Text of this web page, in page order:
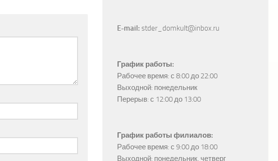
E-mail: stder_domkult@inbox.ru
График работы:
Рабочее время: с 8:00 до 22:00
Выходной: понедельник
Перерыв: с 12:00 до 13:00
График работы филиалов:
Рабочее время: с 9:00 до 18:00
Выходной: понедельник, четверг